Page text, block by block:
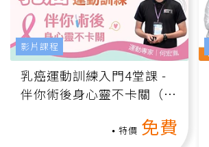
乳癌運動訓練入門4堂課 -
伴你術後身心靈不卡關（線
特價 免費
影片課程